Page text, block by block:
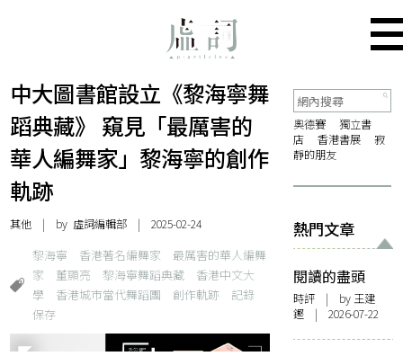
中大圖書館設立《黎海寧舞
蹈典藏》 窺見「最厲害的
華人編舞家」黎海寧的創作
軌跡
其他 | by 虛詞編輯部 | 2025-02-24
黎海寧 香港著名編舞家
最厲害的華人編舞
家
董顯亮 黎海寧舞蹈典藏
香港中文大
學
香港城市當代舞蹈團 創作軌跡
記錄
保存
奧德賽
獨立書
店
香港書展
寂
靜的朋友
熱門文章
閱讀的盡頭
時評 | by 王建
鏗 | 2026-07-22